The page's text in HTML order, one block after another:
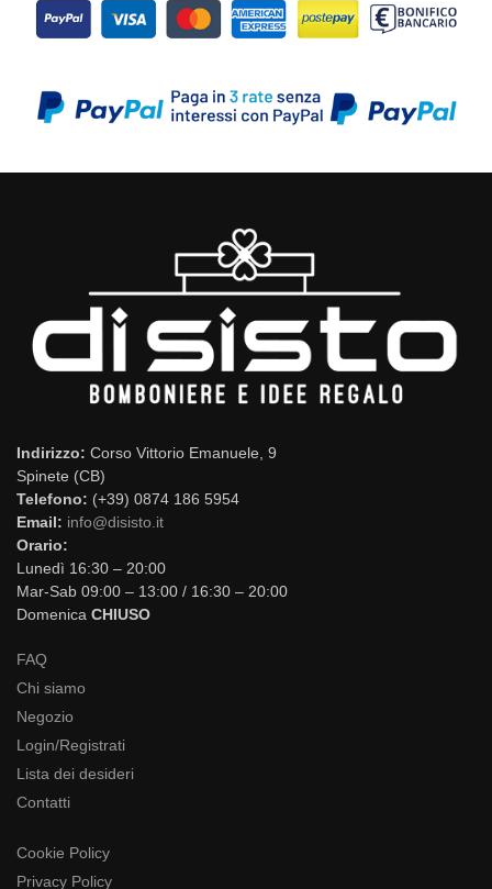
Indirizzo: Corso Vittorio Emanuele, 9
Spinete (CB)
Telefono: (+39) 0874 186 5954
Email: info@disisto.it
Orario:
Lunedì 16:30 – 20:00
Mar-Sab 09:00 – 13:00 / 16:30 – 20:00
Domenica CHIUSO
FAQ
Chi siamo
Negozio
Login/Registrati
Lista dei desideri
Contatti
Cookie Policy
Privacy Policy